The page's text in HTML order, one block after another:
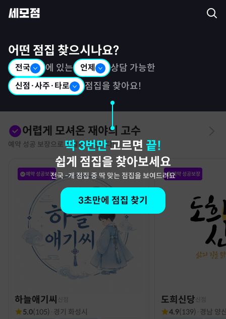
어떤 점집 찾으시나요?
전국 에 있는 언제 상담 가능한
신점·사주·타로 점집을 찾아요!
딱 3번만 고르면 끝!
쉽게 점집을 찾아보세요
전국-개 점집 중 딱 맞는 점집을 보여드려요
3초만에 점집 찾기
어렵게 모셔온 재야의 고수
예약 성공 보장으로 특별히 모십니다!
예약 성공보장
하늘애기씨
5.0(105) · 경기 화성시
예약 성공보장
도희신당
4.9(139) · 경남 양